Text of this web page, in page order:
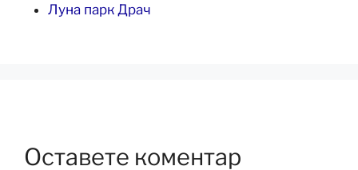
Луна парк Драч
Оставете коментар